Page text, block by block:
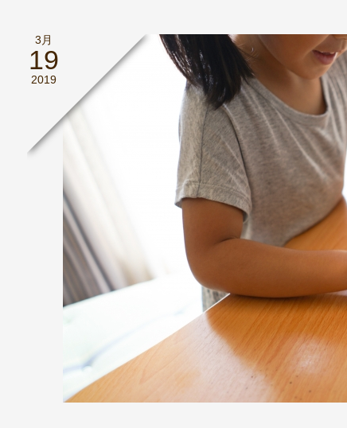
3月
19
2019